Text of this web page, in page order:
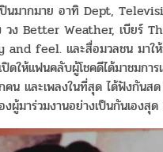
นมากมาย อาทิ Dept,
วง Better Weather, เบียร์
feel. และสื่อมวลชน มาให้
ดให้แฟนคลับผู้โชคดีได้มาชมกา
น และเพลงในที่สุด ได้ฟังกันสด
ผู้มาร่วมงานอย่างเป็นกันเองสุด